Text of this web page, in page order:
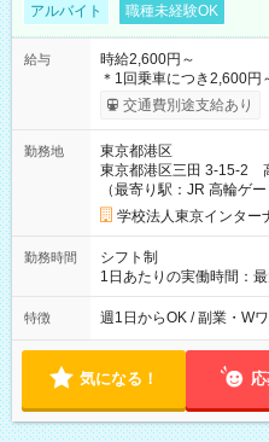
アルバイト 職種未経験OK
給与
時給2,600円～
＊1回乗車につき2,600
後 (15:00-16:30) →2,600円 【試用期間】試用期間あり 試用
の長さ：1週間 雇用形態
交通費別途支給あり
勤務地
東京都港区
東京都港区三田 3-15-2
（最寄り駅：JR 高輪ゲ
寺駅）
学校法人東京インター
勤務時間
シフト制
1日あたりの実働時間：
午後 (15:00-16:30)
特徴 週1日からOK / 副業・W
気になる！